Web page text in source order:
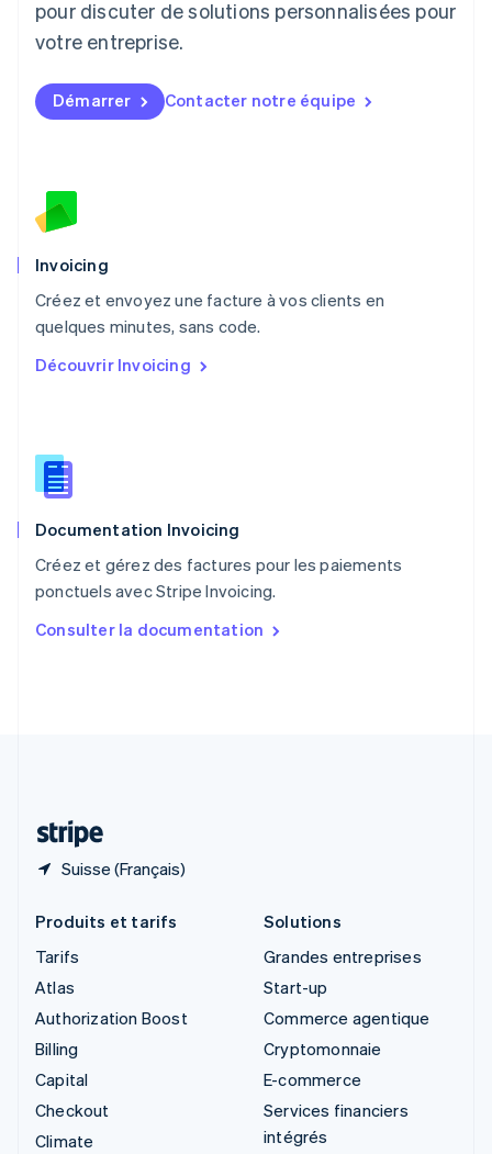
pour discuter de solutions personnalisées pour
votre entreprise.
Démarrer Contacter notre équipe
Invoicing
Créez et envoyez une facture à vos clients en
quelques minutes, sans code.
Découvrir Invoicing
Documentation Invoicing
Créez et gérez des factures pour les paiements
ponctuels avec Stripe Invoicing.
Consulter la documentation
Suisse (Français)
FrançaisDeutschEnglish
Malaisie
Malte
English
Mexique
English
Nouvelle-Zélande
Pays-Bas
Nederlands
Pologne
English
PortuguêsEnglish
English
Roumanie
Royaume-Uni
Singapour
English 简体中文
English
Produits et tarifs
Tarifs
Atlas
Authorization Boost
Billing
Capital
Checkout
Climate
Solutions
Grandes entreprises
Start-up
Commerce agentique
Cryptomonnaie
E-commerce
Services financiers
intégrés